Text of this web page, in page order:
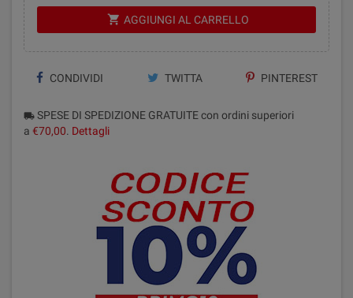
shopping_cart AGGIUNGI AL CARRELLO
CONDIVIDI TWITTA PINTEREST
local_shipping SPESE DI SPEDIZIONE GRATUITE con ordini superiori
a €70,00. Dettagli